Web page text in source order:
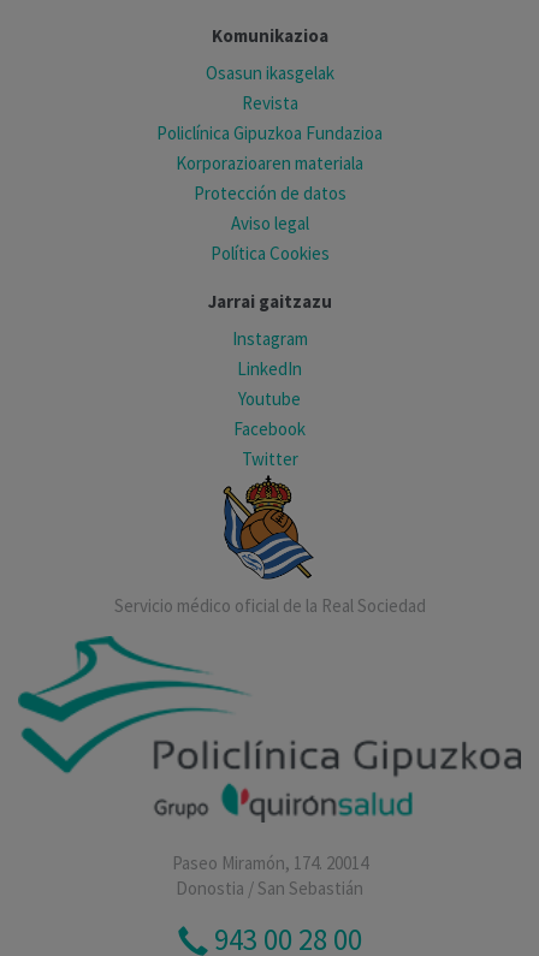
Komunikazioa
Osasun ikasgelak
Revista
Policlínica Gipuzkoa Fundazioa
Korporazioaren materiala
Protección de datos
Aviso legal
Política Cookies
Jarrai gaitzazu
Instagram
LinkedIn
Youtube
Facebook
Twitter
Servicio médico oficial de la Real Sociedad
Paseo Miramón, 174. 20014
Donostia / San Sebastián
943 00 28 00